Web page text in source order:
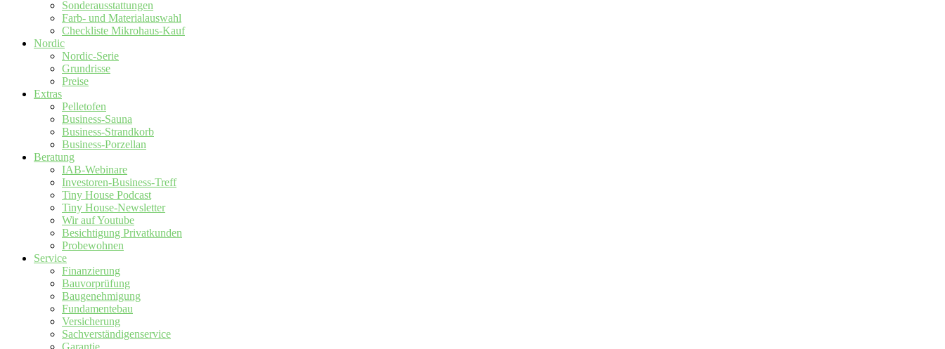
Sonderausstattungen
Farb- und Materialauswahl
Checkliste Mikrohaus-Kauf
Nordic
Nordic-Serie
Grundrisse
Preise
Extras
Pelletofen
Business-Sauna
Business-Strandkorb
Business-Porzellan
Beratung
IAB-Webinare
Investoren-Business-Treff
Tiny House Podcast
Tiny House-Newsletter
Wir auf Youtube
Besichtigung Privatkunden
Probewohnen
Service
Finanzierung
Bauvorprüfung
Baugenehmigung
Fundamentebau
Versicherung
Sachverständigenservice